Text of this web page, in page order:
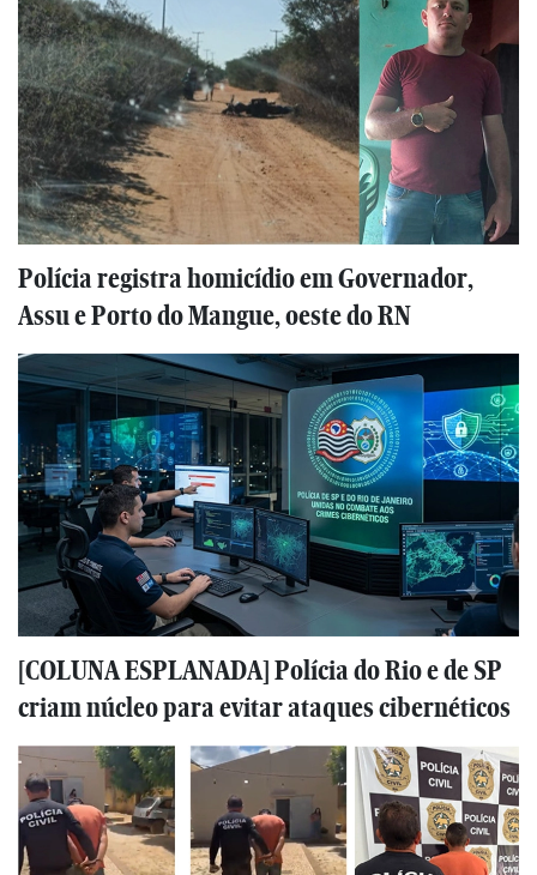
Polícia registra homicídio em Governador,
Assu e Porto do Mangue, oeste do RN
[COLUNA ESPLANADA] Polícia do Rio e de SP
criam núcleo para evitar ataques cibernéticos